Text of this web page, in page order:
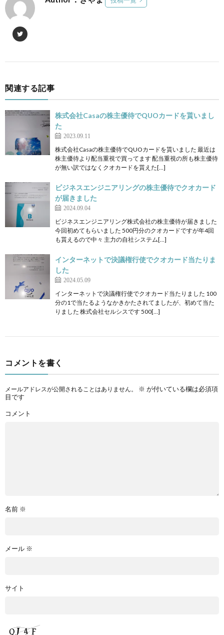
関連する記事
株式会社Casaの株主優待でQUOカードを貰いまし
た
2023.09.11
株式会社Casaの株主優待でQUOカードを貰いました 最近は
株主優待より配当重視で買ってます 配当重視の所も株主優待
が無い訳ではなくクオカードを貰えた[…]
ビジネスエンジニアリングの株主優待でクオカード
が届きました
2024.09.04
ビジネスエンジニアリング株式会社の株主優待が届きました
今回初めてもらいました 500円分のクオカードですが年4回
も貰えるので中々 主力の自社システム[…]
インターネットで決議権行使でクオカード当たりま
した
2024.05.09
インターネットで決議権行使でクオカード当たりました 100
分の1で当たるようなかきかたされてましたが、初めて当た
りました 株式会社セルシスです 500[…]
コメントを書く
メールアドレスが公開されることはありません。 ※ が付いている欄は必須項
目です
コメント
名前 ※
メール ※
サイト